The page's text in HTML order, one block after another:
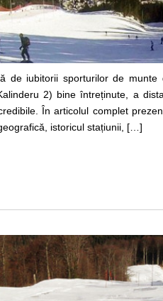
de iubitorii sporturilor de
2) bine întreținute, a
În articolul complet
istoricul stațiunii, […]